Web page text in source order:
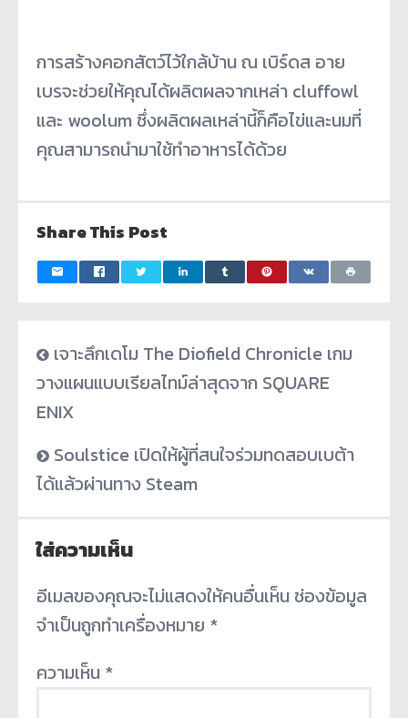
การสร้างคอกสัตว์ไว้ใกล้บ้าน ณ เบิร์ดส อาย
เบรจะช่วยให้คุณได้ผลิตผลจากเหล่า cluffowl
และ woolum ซึ่งผลิตผลเหล่านี้ก็คือไข่และนมที่
คุณสามารถนำมาใช้ทำอาหารได้ด้วย
Share This Post
เจาะลึกเดโม The Diofield Chronicle เกม
วางแผนแบบเรียลไทม์ล่าสุดจาก SQUARE
ENIX
Soulstice เปิดให้ผู้ที่สนใจร่วมทดสอบเบต้า
ได้แล้วผ่านทาง Steam
ใส่ความเห็น
อีเมลของคุณจะไม่แสดงให้คนอื่นเห็น ช่องข้อมูล
จำเป็นถูกทำเครื่องหมาย *
ความเห็น *